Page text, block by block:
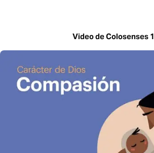
Video de Colosenses 1